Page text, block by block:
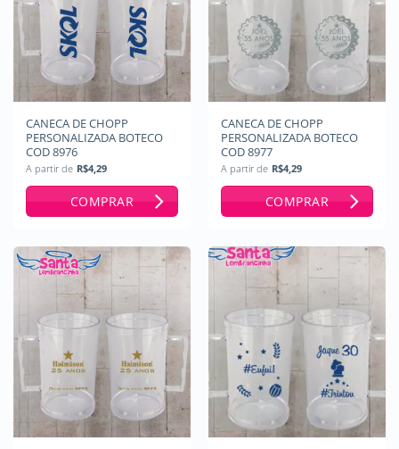
CANECA DE CHOPP
PERSONALIZADA BOTECO
COD 8976
A partir de R$4,29
COMPRAR
CANECA DE CHOPP
PERSONALIZADA BOTECO
COD 8977
A partir de R$4,29
COMPRAR